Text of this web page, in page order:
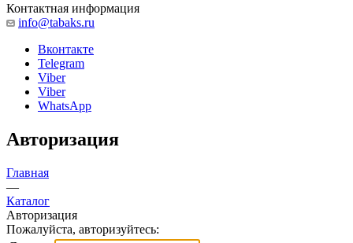
Контактная информация
info@tabaks.ru
Вконтакте
Telegram
Viber
Viber
WhatsApp
Авторизация
Главная
—
Каталог
Авторизация
Пожалуйста, авторизуйтесь: